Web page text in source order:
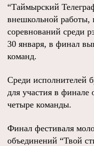
“Таймырский
внешкольной работы,
соревнований среди
30 января, в финал
команд.
Среди исполнителей
для участия в финале
четыре команды.
Финал фестиваля
объединений “Твой